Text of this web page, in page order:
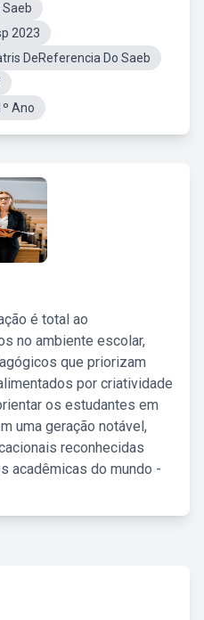
2023
DeReferencia Do Saeb
Ano
é total ao
no ambiente escolar,
que priorizam
por criatividade
os estudantes em
uma geração notável,
reconhecidas
acadêmicas do mundo -